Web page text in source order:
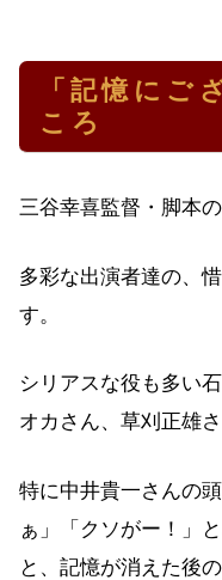
「記憶にご
ころ
三谷幸喜監督・脚本
多彩な出演者達の、
す。
シリアスな役も多い
オカさん、草刈正雄
特に中井貴一さんの
ぁ」「クソがー！」
と、記憶が消えた後